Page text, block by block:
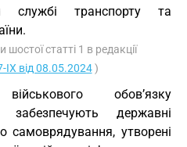
службі транспорту та
статті 1 в редакції
від 08.05.2024)
обов’язку
державні
самоврядування, утворені